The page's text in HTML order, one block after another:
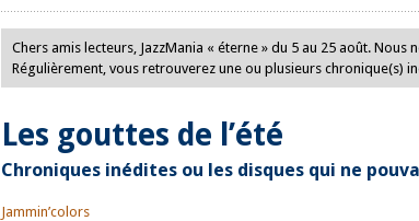
Chers amis lecteurs, JazzMania « éterne » du 5 au 25 août.
Régulièrement, vous retrouverez une ou plusieurs chronique(s)
Les gouttes de l’été
Chroniques inédites ou les disques qui ne
Jammin’colors